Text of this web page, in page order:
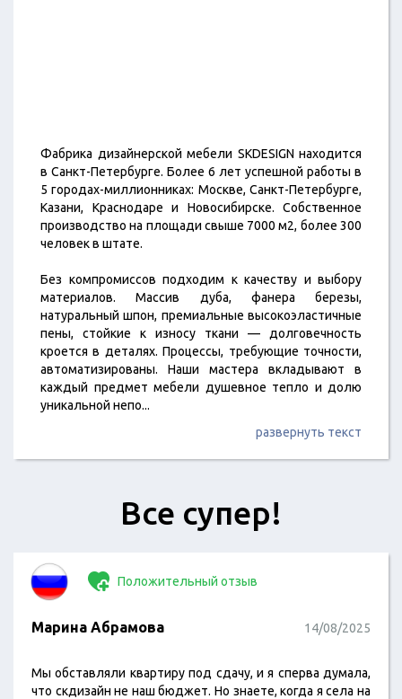
Фабрика дизайнерской мебели SKDESIGN находится
в Санкт-Петербурге. Более 6 лет успешной работы в
5 городах-миллионниках: Москве, Санкт-Петербурге,
Казани, Краснодаре и Новосибирске. Собственное
производство на площади свыше 7000 м2, более 300
человек в штате.
Без компромиссов подходим к качеству и выбору
материалов. Массив дуба, фанера березы,
натуральный шпон, премиальные высокоэластичные
пены, стойкие к износу ткани — долговечность
кроется в деталях. Процессы, требующие точности,
автоматизированы. Наши мастера вкладывают в
каждый предмет мебели душевное тепло и долю
уникальной непо...
развернуть текст
Все супер!
Положительный отзыв
Марина Абрамова 14/08/2025
Мы обставляли квартиру под сдачу, и я сперва думала,
что скдизайн не наш бюджет. Но знаете, когда я села на